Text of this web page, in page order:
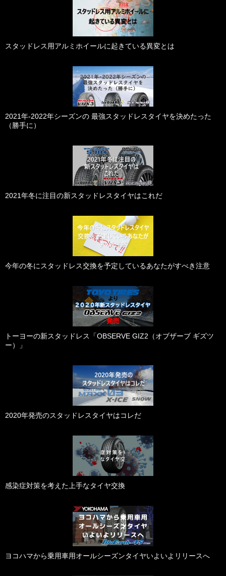
スタッドレス用アルミホイールに起きている異変とは
2021年-2022年シーズンの 最強スタッドレスタイヤを決めたった
（勝手に）
2021年冬に注目の新スタッドレスタイヤはこれだ
今年の冬にスタッドレス交換を予定しているあなたがすべき注意
トーヨーの新スタッドレス「OBSERVE GIZ2（オブザーブ ギズツ
ー）」
2020年発売のスタッドレスタイヤはコレだ
感染症対策を考えた上手なタイヤ交換
ヨコハマから乗用車用オールシーズンタイヤいよいよリリースへ